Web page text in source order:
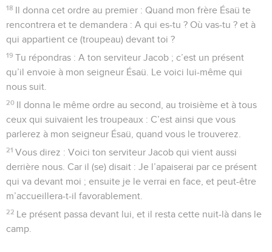
18 Il donna cet ordre au premier : Quand mon frère Ésaü te
rencontrera et te demandera : A qui es-tu ? Où vas-tu ? et à
qui appartient ce (troupeau) devant toi ?
19 Tu répondras : A ton serviteur Jacob ; c’est un présent
qu’il envoie à mon seigneur Ésaü. Le voici lui-même qui
nous suit.
20 Il donna le même ordre au second, au troisième et à tous
ceux qui suivaient les troupeaux : C’est ainsi que vous
parlerez à mon seigneur Ésaü, quand vous le trouverez.
21 Vous direz : Voici ton serviteur Jacob qui vient aussi
derrière nous. Car il (se) disait : Je l’apaiserai par ce présent
qui va devant moi ; ensuite je le verrai en face, et peut-être
m’accueillera-t-il favorablement.
22 Le présent passa devant lui, et il resta cette nuit-là dans le
camp.